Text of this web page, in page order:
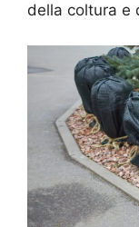
della coltura e